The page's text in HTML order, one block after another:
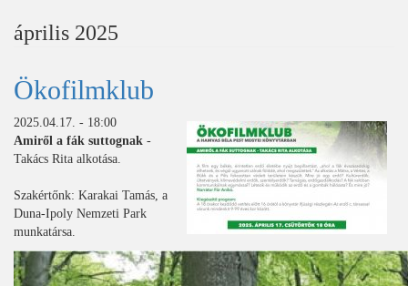
április 2025
Ökofilmklub
2025.04.17. - 18:00
Amiről a fák suttognak -
Takács Rita alkotása.
Szakértőnk: Karakai Tamás, a
Duna-Ipoly Nemzeti Park
munkatársa.